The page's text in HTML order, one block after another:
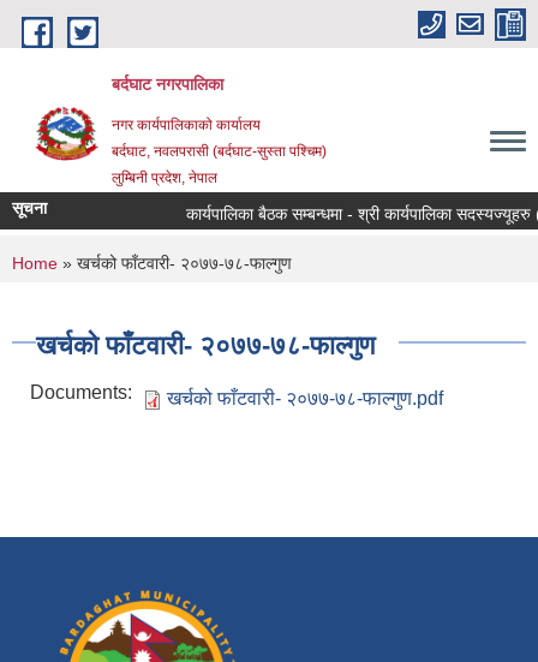
Skip to main content
बर्दघाट नगरपालिका
नगर कार्यपालिकाको कार्यालय
बर्दघाट, नवलपरासी (बर्दघाट-सुस्ता पश्चिम)
लुम्बिनी प्रदेश, नेपाल
सूचना कार्यपालिका बैठक सम्बन्धमा - श्री कार्यपालिका सदस्यज्यूहरु
You are here
Home » खर्चको फाँटवारी- २०७७-७८-फाल्गुण
खर्चको फाँटवारी- २०७७-७८-फाल्गुण
Documents: खर्चको फाँटवारी- २०७७-७८-फाल्गुण.pdf